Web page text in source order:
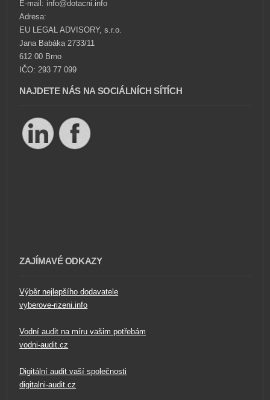
E-mail: info@dotacni.info
Adresa:
EU LEGAL ADVISORY, s.r.o.
Jana Babáka 2733/11
612 00 Brno
IČO: 293 77 099
NAJDETE NÁS NA SOCIÁLNÍCH SÍTÍCH
ZAJÍMAVÉ ODKAZY
Výběr nejlepšího dodavatele
vyberove-rizeni.info
Vodní audit na míru vašim potřebám
vodni-audit.cz
Digitální audit vaší společnosti
digitalni-audit.cz